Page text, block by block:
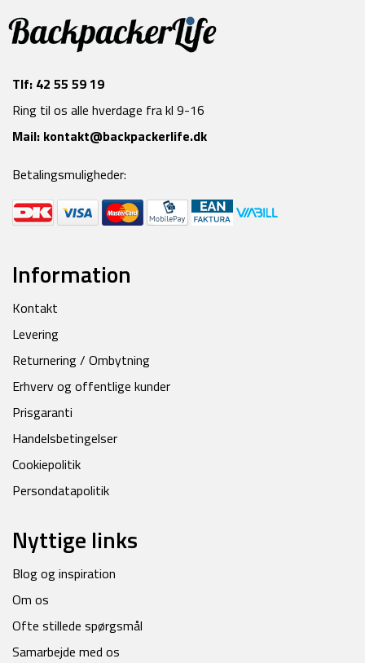
Tlf: 42 55 59 19
Ring til os alle hverdage fra kl 9-16
Mail: kontakt@backpackerlife.dk
Betalingsmuligheder:
Information
Kontakt
Levering
Returnering / Ombytning
Erhverv og offentlige kunder
Prisgaranti
Handelsbetingelser
Cookiepolitik
Persondatapolitik
Nyttige links
Blog og inspiration
Om os
Ofte stillede spørgsmål
Samarbejde med os